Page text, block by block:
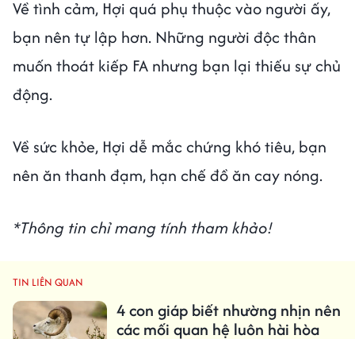
Về tình cảm, Hợi quá phụ thuộc vào người ấy,
bạn nên tự lập hơn. Những người độc thân
muốn thoát kiếp FA nhưng bạn lại thiếu sự chủ
động.
Về sức khỏe, Hợi dễ mắc chứng khó tiêu, bạn
nên ăn thanh đạm, hạn chế đồ ăn cay nóng.
*Thông tin chỉ mang tính tham khảo!
TIN LIÊN QUAN
4 con giáp biết nhường nhịn nên
các mối quan hệ luôn hài hòa